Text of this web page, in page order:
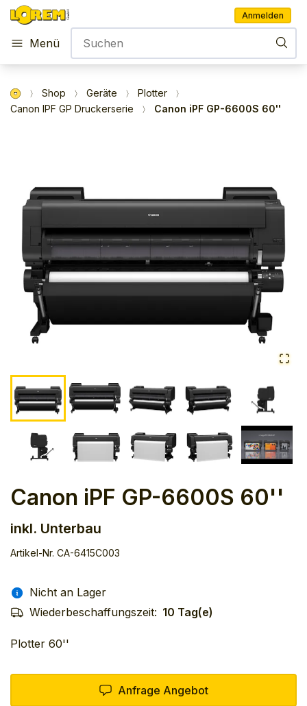
Anmelden
Menü
Shop Geräte
Plotter
Canon IPF GP Druckerserie
Canon iPF GP-6600S 60''
Canon iPF GP-6600S 60''
inkl. Unterbau
Artikel-Nr. CA-6415C003
Nicht an Lager
Wiederbeschaffungszeit: 10 Tag(e)
Plotter 60''
Anfrage Angebot